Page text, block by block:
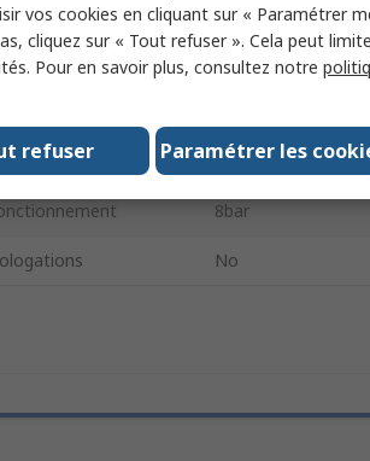
Gris
0.4kg
199
8bar
No
vos cookies en cliquant sur « Paramétrer
cliquez sur « Tout refuser ». Cela peut
Pour en savoir plus, consultez notre
Paramétrer les
refuser